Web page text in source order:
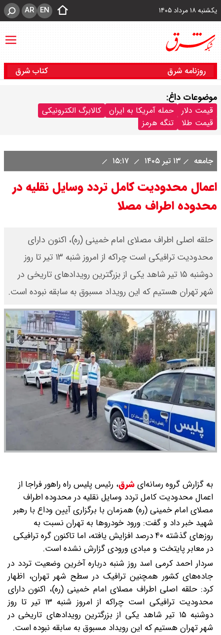
یکشنبه ۱۸ مرداد ۱۴۰۵ EN
AR
روزنامه شرق کتاب شرق
موضوعات داغ:
قیمت دلار حمله آمریکا به ایران
کالابرگ الکترونیکی
قیمت طلا
تنگه هرمز
جامعه ۱۳ تیر ۱۴۰۵
اعمال محدودیت کامل تردد وسایل نقلیه در
محدوده اطراف مصلا
حلقه اصلی اطراف مصلای امام خمینی (ره)، اکنون دارای
محدودیت ترافیکی است چراکه از امروز شنبه ۱۳ تیر تا روز
دوشنبه ۱۵ تیر شاهد یکی از بزرگترین رویدادهای تاریخی در
شهر تهران هستیم که این رویداد مسبوق به سابقه نبوده است.
به گزارش گروه رسانه‌ایشرق، رئیس پلیس راه راهور فراجا از
اعمال محدودیت کامل تردد وسایل نقلیه در محدوده اطراف
مصلای امام خمینی (ره) همزمان با برگزاری آیین وداع با رهبر
شهید خبر داد و گفت: ورود خودروها به تهران نسبت به
روزهای گذشته ۴۰ درصد افزایش یافته، اما تاکنون گره ترافیکی
در معابر پایتخت و مبادی ورودی گزارش نشده است.
سردار احمد کرمی اسد روز شنبه درباره آخرین وضعیت تردد در
جاده‌های کشور همچنین ترافیک در سطح شهر تهران، اظهار
کرد: حلقه اصلی اطراف مصلای امام خمینی (ره)، اکنون دارای
محدودیت ترافیکی است چراکه از امروز شنبه ۱۳ تیر تا روز
دوشنبه ۱۵ تیر شاهد یکی از بزرگترین رویدادهای تاریخی در
شهر تهران هستیم که این رویداد مسبوق به سابقه نبوده است.